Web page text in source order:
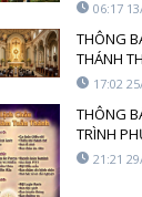
06:17
THÔNG
THÁNH
PHẬN –
17:02
THÔNG
TRÌNH
THÁNH
21:21